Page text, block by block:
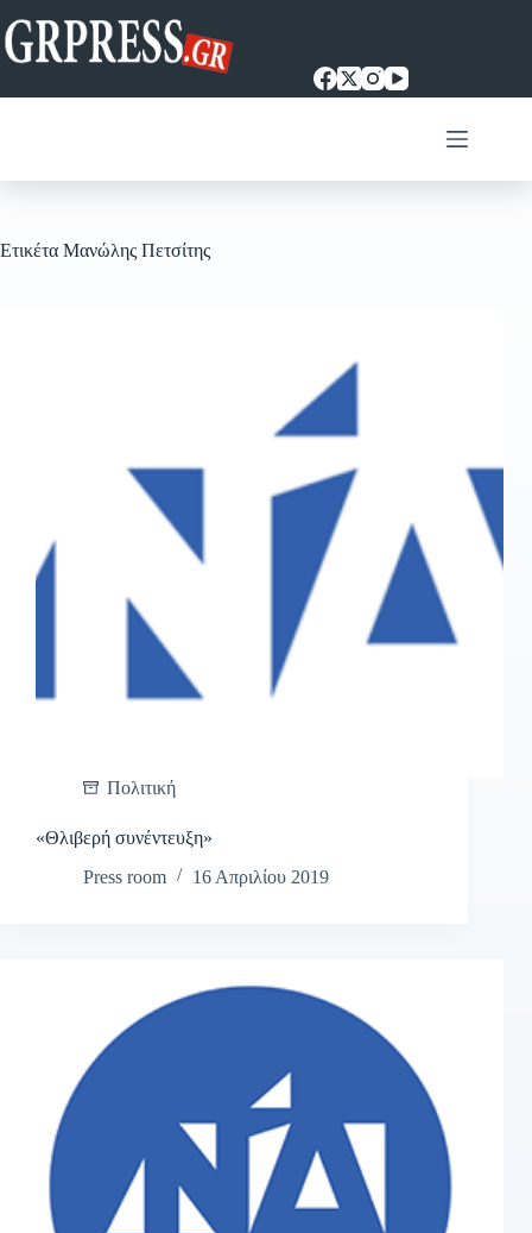
στο
περιεχόμενο
Ετικέτα Μανώλης Πετσίτης
Πολιτική
«Θλιβερή συνέντευξη»
Press room
16 Απριλίου 2019